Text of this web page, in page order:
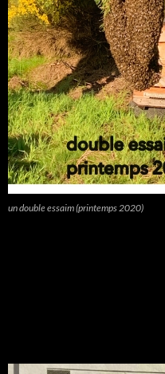
un double essaim (printemps 2020)